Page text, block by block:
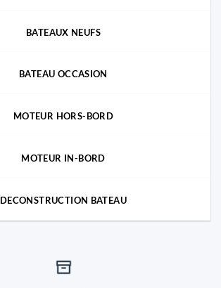
BATEAUX NEUFS
BATEAU OCCASION
MOTEUR HORS-BORD
MOTEUR IN-BORD
DECONSTRUCTION BATEAU